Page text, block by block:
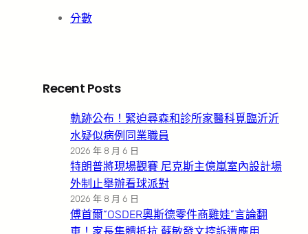
分數
Recent Posts
軌跡公布！緊迫尋森和診所家醫科覓臨沂沂
水疑似病例同業職員
2026 年 8 月 6 日
特朗普將現場觀賽 尼克斯主億嵐室內設計場
外制止舉辦看球派對
2026 年 8 月 6 日
傅首爾“OSDER奧斯德零件商雞娃”言論翻